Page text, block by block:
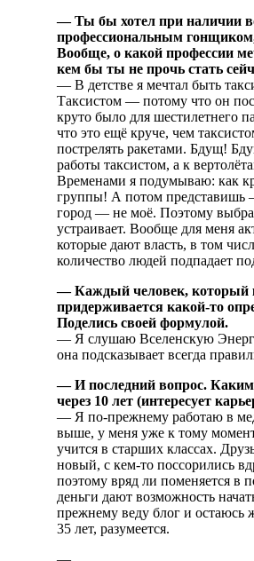
— Ты бы хотел при наличии
профессиональным
Вообще, о какой профессии
кем бы ты не прочь стать
— В детстве я мечтал быть
Таксистом — потому что он
круто было для шестилетнего
что это ещё круче, чем
пострелять ракетами. Бдущ!
работы таксистом, а к
Временами я подумываю: как
группы! А потом представишь
город — не моё. Поэтому
устраивает. Вообще для меня
которые дают власть, в том
количество людей подпадает
— Каждый человек, который
придерживается какой-то
Поделись своей формулой.
— Я слушаю Вселенскую
она подсказывает всегда
— И последний вопрос.
через 10 лет (интересует
— Я по-прежнему работаю в
выше, у меня уже к тому
учится в старших классах.
новый, с кем-то поссорились
поэтому вряд ли поменяется в
деньги дают возможность
прежнему веду блог и остаюсь
35 лет, разумеется.